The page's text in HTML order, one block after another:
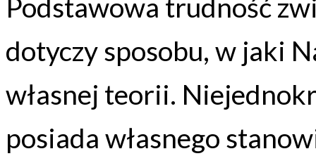
Podstawowa trudność
dotyczy sposobu, w jaki
własnej teorii.
posiada własnego